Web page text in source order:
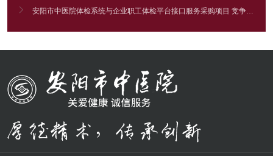
 安阳市中医院体检系统与企业职工体检平台接口服务采购项目 竞争性谈判公告